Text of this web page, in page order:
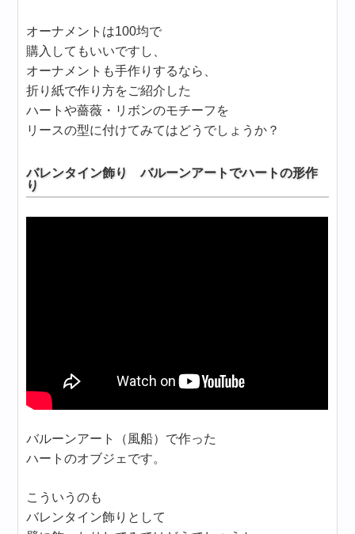
オーナメントは100均で
購入してもいいですし、
オーナメントも手作りするなら、
折り紙で作り方をご紹介した
ハートや薔薇・リボンのモチーフを
リースの型に付けてみてはどうでしょうか？
バレンタイン飾り バルーンアートでハートの形作
り
バルーンアート（風船）で作った
ハートのオブジェです。
こういうのも
バレンタイン飾りとして